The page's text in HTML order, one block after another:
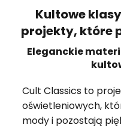
Kultowe
projekty, które
Eleganckie
Cult Classics to
oświetleniowych,
mody i pozostają